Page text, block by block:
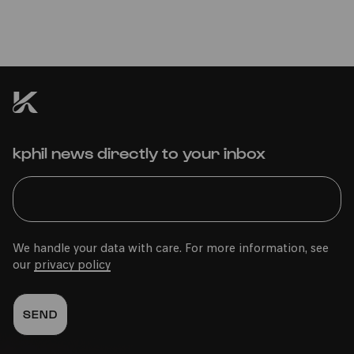
kphil news directly to your inbox
We handle your data with care. For more information, see
our privacy policy